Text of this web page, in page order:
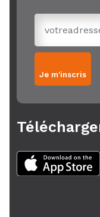
Je m'inscris